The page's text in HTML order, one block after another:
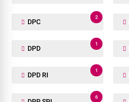
DPC
2
DPD
1
DPD RI
1
6